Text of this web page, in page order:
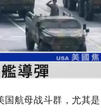
航母战斗群，尤其